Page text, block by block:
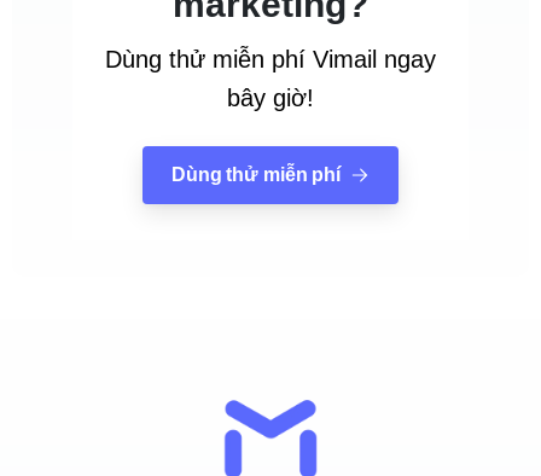
Dùng thử miễn phí Vimail ngay
bây giờ!
Dùng thử miễn phí